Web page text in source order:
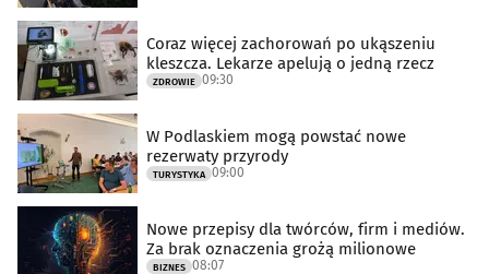
Coraz więcej zachorowań po ukąszeniu
kleszcza. Lekarze apelują o jedną rzecz
ZDROWIE 09:30
W Podlaskiem mogą powstać nowe
rezerwaty przyrody
TURYSTYKA 09:00
Nowe przepisy dla twórców, firm i mediów.
Za brak oznaczenia grożą milionowe
BIZNES 08:07